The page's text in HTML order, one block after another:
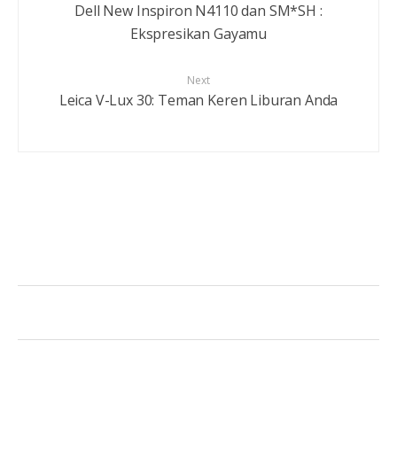
Dell New Inspiron N4110 dan SM*SH :
Ekspresikan Gayamu
Next
Leica V-Lux 30: Teman Keren Liburan Anda